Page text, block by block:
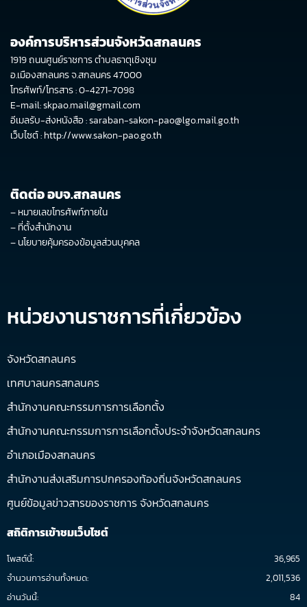
องค์การบริหารส่วนจังหวัดสกลนคร
1919 ถนนศูนย์ราชการ ตำบลธาตุเชิงชุม
อ.เมืองสกลนคร จ.สกลนคร 47000
โทรศัพท์/โทรสาร : 0-4271-7098
E-mail: skpao.mail@gmail.com
อีเมลรับ-ส่งหนังสือ : saraban-sakon-pao@lgo.mail.go.th
เว็บไซต์ :http://www.sakon-pao.go.th
ติดต่อ อบจ.สกลนคร
–หมายเลขโทรศัพท์ภายใน
–ที่ตั้งสำนักงาน
–นโยบายคุ้มครองข้อมูลส่วนบุคคล
หน่วยงานราชการที่เกี่ยวข้อง
จังหวัดสกลนคร
เทศบาลนครสกลนคร
สำนักงานคณะกรรมการการเลือกตั้ง
สำนักงานคณะกรรมการการเลือกตั้งประจำจังหวัดสกลนคร
อำเภอเมืองสกลนคร
สำนักงานส่งเสริมการปกครองท้องถิ่นจังหวัดสกลนคร
ศูนย์ข้อมูลข่าวสารของราชการ จังหวัดสกลนคร
สถิติการเข้าชมเว็บไซต์
โพสต์นี้:
36,965
จำนวนการอ่านทั้งหมด:
2,011,536
อ่านวันนี้:
84